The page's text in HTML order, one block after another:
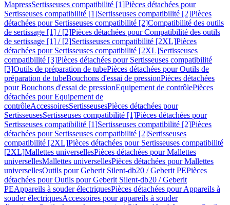
MapressSertisseuses compatibilité [1]Pièces détachées pour
Sertisseuses compatibilité [1]Sertisseuses compatibilité [2]Pièces
détachées pour Sertisseuses compatibilité [2]Compatibilité des outils
de sertissage [1] / [2]Pièces détachées pour Compatibilité des outils
de sertissage [1] / [2]Sertisseuses compatibilité [2XL]Pièces
détachées pour Sertisseuses compatibilité [2XL]Sertisseuses
compatibilité [3]Pièces détachées pour Sertisseuses compatibilité
[3]Outils de préparation de tubePièces détachées pour Outils de
préparation de tubeBouchons d'essai de pressionPièces détachées
pour Bouchons d'essai de pressionEquipement de contrôlePièces
détachées pour Equipement de
contrôleAccessoiresSertisseusesPièces détachées pour
SertisseusesSertisseuses compatibilité [1]Pièces détachées pour
Sertisseuses compatibilité [1]Sertisseuses compatibilité [2]Pièces
détachées pour Sertisseuses compatibilité [2]Sertisseuses
compatibilité [2XL]Pièces détachées pour Sertisseuses compatibilité
[2XL]Mallettes universellesPièces détachées pour Mallettes
universellesMallettes universellesPièces détachées pour Mallettes
universellesOutils pour Geberit Silent-db20 / Geberit PEPièces
détachées pour Outils pour Geberit Silent-db20 / Geberit
PEAppareils à souder électriquesPièces détachées pour Appareils à
souder électriquesAccessoires pour appareils à souder